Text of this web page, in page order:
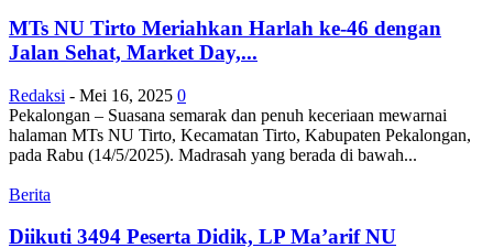
MTs NU Tirto Meriahkan Harlah ke-46 dengan
Jalan Sehat, Market Day,...
Redaksi - Mei 16, 2025 0
Pekalongan – Suasana semarak dan penuh keceriaan mewarnai
halaman MTs NU Tirto, Kecamatan Tirto, Kabupaten Pekalongan,
pada Rabu (14/5/2025). Madrasah yang berada di bawah...
Berita
Diikuti 3494 Peserta Didik, LP Ma’arif NU